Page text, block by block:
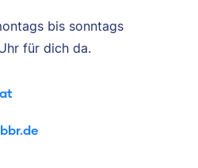
bis sonntags
für dich da.